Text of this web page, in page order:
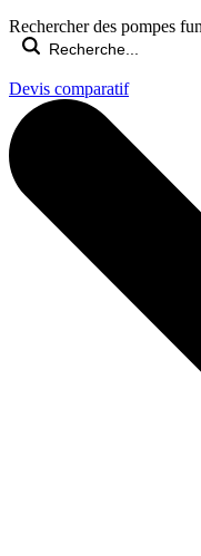
Rechercher des pompes
Devis comparatif